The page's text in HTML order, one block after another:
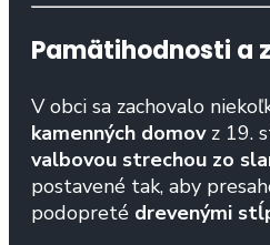
Pamätihodnosti a
V obci sa zachovalo
kamenných domovz 19.
valbovou strechou zo
postavené tak, aby
podopreté drevenými